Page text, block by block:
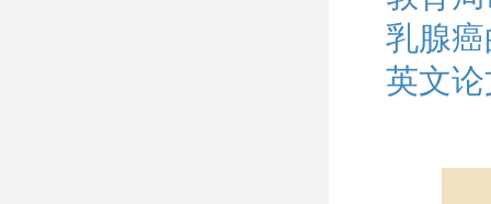
乳腺
英文